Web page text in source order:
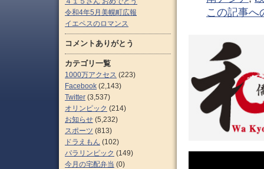
この記事へ
令和4年5月美幌町広報
イエペスのロマンス
コメントありがとう
カテゴリ一覧
1000万アクセス (223)
Facebook (2,143)
Twitter (3,537)
オリンピック (214)
お知らせ (5,232)
スポーツ (813)
ドラえもん (102)
パラリンピック (149)
今月の宅配弁当 (0)